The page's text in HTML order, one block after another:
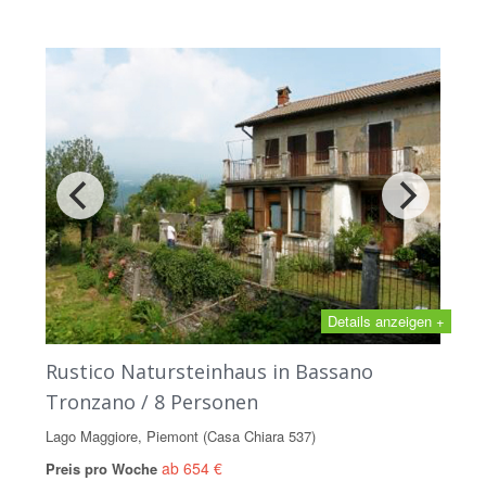
Details anzeigen +
Rustico Natursteinhaus in Bassano
Tronzano / 8 Personen
Lago Maggiore, Piemont (Casa Chiara 537)
Preis pro Woche ab 654 €